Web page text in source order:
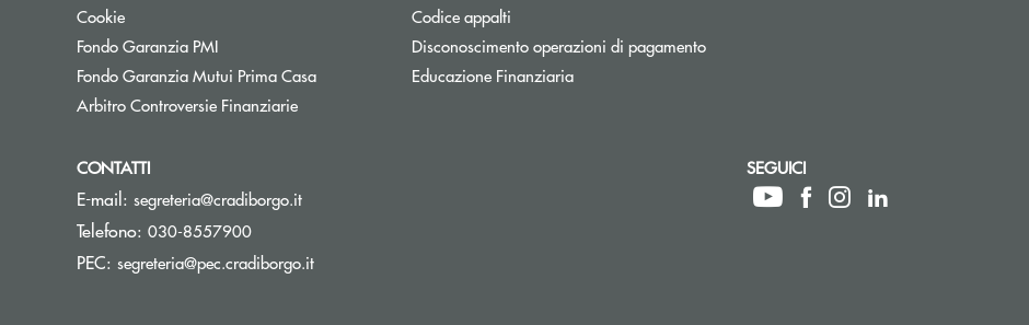
Cookie
Fondo Garanzia PMIApre una nuova finestra
Fondo Garanzia Mutui Prima CasaApre una nuova finestra
Arbitro Controversie FinanziarieApre una nuova finestra
Codice appalti
Disconoscimento operazioni di pagamento
Educazione Finanziaria
CONTATTI
E-mail: segreteria@cradiborgo.it(si apre l’app di posta elettronica)
Telefono: 030-8557900
PEC: segreteria@pec.cradiborgo.it(si apre l’app di posta elettronica)
SEGUICI